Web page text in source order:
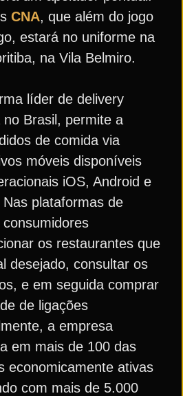
CNA, que além do jogo
estará no uniforme na
na Vila Belmiro.
líder de delivery
Brasil, permite a
de comida via
móveis disponíveis
iOS, Android e
plataformas de
os restaurantes que
desejado, consultar os
e em seguida comprar
de ligações
a empresa
em mais de 100 das
economicamente ativas
com mais de 5.000